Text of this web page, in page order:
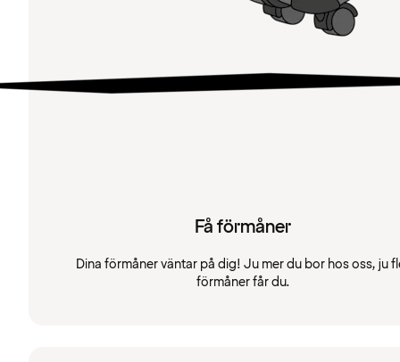
Få förmåner
Dina förmåner väntar på dig! Ju mer du bor hos oss, ju
förmåner får du.